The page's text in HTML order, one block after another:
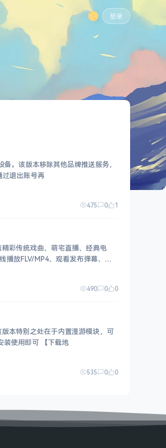
登录
。该版本移除其他品牌推送服务，
数用完后，通过退出账号再
475 0 1
彩传统戏曲、萌宅直播、经典电
播放FLV/MP4、观看发布弹幕、在
490 0 0
本特别之处在于内置漫游模块，可
大小：174 MB 【实测截图】 【使用说明】 直接安装使用即可 【下载地
535 0 0